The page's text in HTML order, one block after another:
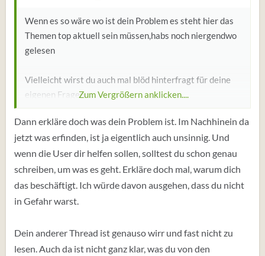
Wenn es so wäre wo ist dein Problem es steht hier das
Themen top aktuell sein müssen,habs noch niergendwo
gelesen
Vielleicht wirst du auch mal blöd hinterfragt für deine
eigenen Fragen
Ja es eigentlich egal was man hier fragt in Foren,wird
man immer falsch verstanden oder manche machen es
absichtlich um zu provozieren.
Zum Vergrößern anklicken....
Dann erkläre doch was dein Problem ist. Im Nachhinein da
jetzt was erfinden, ist ja eigentlich auch unsinnig. Und
wenn die User dir helfen sollen, solltest du schon genau
schreiben, um was es geht. Erkläre doch mal, warum dich
das beschäftigt. Ich würde davon ausgehen, dass du nicht
in Gefahr warst.
Dein anderer Thread ist genauso wirr und fast nicht zu
lesen. Auch da ist nicht ganz klar, was du von den